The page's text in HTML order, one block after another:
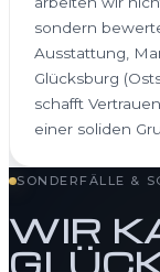
sondern
Ausstattung,
Glücksburg
schafft
einer soliden
SONDERFÄLLE &
WIR